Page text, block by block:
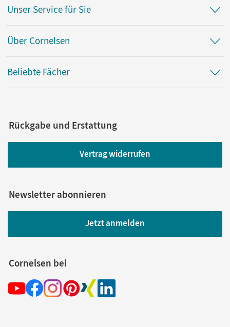
Unser Service für Sie
Über Cornelsen
Beliebte Fächer
Rückgabe und Erstattung
Vertrag widerrufen
Newsletter abonnieren
Jetzt anmelden
Cornelsen bei